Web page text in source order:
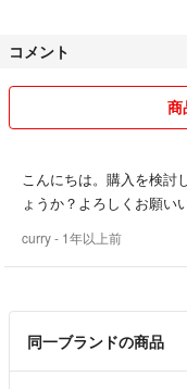
悪い評価が多い方とはト
最近、連絡もなく受け
😅
こちらご購入内容を理解
います。
たので、お値引きされる
す。
同じお考えを持たなくて
に不安を感じます。
コメント
商
こんにちは。購入を検討
ょうか？よろしくお願い
curry- 1年以上前
同一ブランドの商品